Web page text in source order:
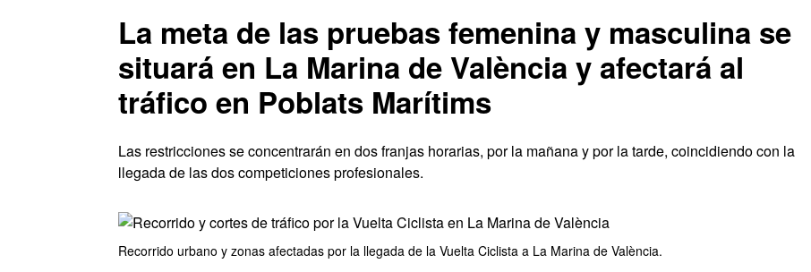
La meta de las pruebas femenina y masculina se
situará en La Marina de València y afectará al
tráfico en Poblats Marítims
Las restricciones se concentrarán en dos franjas horarias, por la mañana y por la tarde, coincidiendo con la
llegada de las dos competiciones profesionales.
Recorrido urbano y zonas afectadas por la llegada de la Vuelta Ciclista a La Marina de València.